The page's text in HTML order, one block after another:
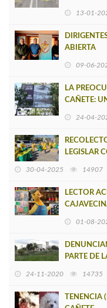
13-01-
ABIERTA
09-06-
LA
CAÑETE:
24-04-
LEGISLAR
30-04-2025 14907
LECTOR
01-08-
PARTE DE
24-11-2020 14735
TENENCIA